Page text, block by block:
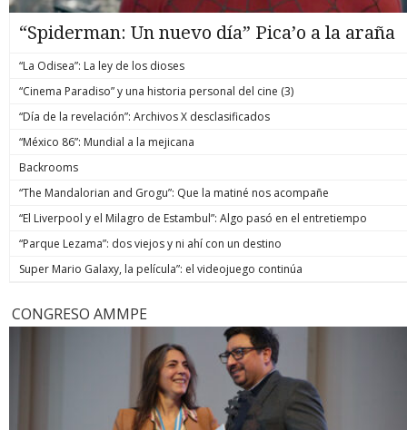
“Spiderman: Un nuevo día” Pica’o a la araña
“La Odisea”: La ley de los dioses
“Cinema Paradiso” y una historia personal del cine (3)
“Día de la revelación”: Archivos X desclasificados
“México 86”: Mundial a la mejicana
Backrooms
“The Mandalorian and Grogu”: Que la matiné nos acompañe
“El Liverpool y el Milagro de Estambul”: Algo pasó en el entretiempo
“Parque Lezama”: dos viejos y ni ahí con un destino
Super Mario Galaxy, la película”: el videojuego continúa
CONGRESO AMMPE